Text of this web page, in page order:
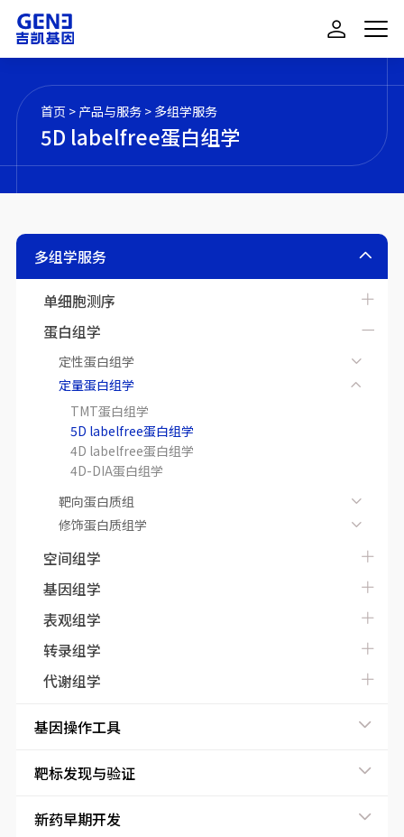
首页 > 产品与服务 > 多组学服务
5D labelfree蛋白组学
多组学服务
单细胞测序
蛋白组学
定性蛋白组学
定量蛋白组学
TMT蛋白组学
5D labelfree蛋白组学
4D labelfree蛋白组学
4D-DIA蛋白组学
靶向蛋白质组
修饰蛋白质组学
空间组学
基因组学
表观组学
转录组学
代谢组学
基因操作工具
靶标发现与验证
新药早期开发